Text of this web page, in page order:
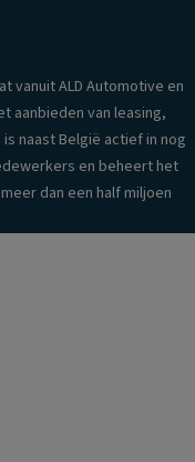
vanuit ALD Automotive en
aanbieden van leasing,
naast België actief in nog
en beheert het
dan een half miljoen